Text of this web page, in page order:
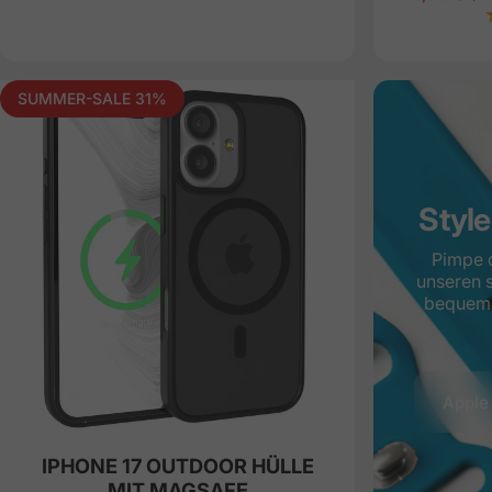
SUMMER-SALE 31%
IPHONE 17 OUTDOOR HÜLLE
Pimpe
unseren